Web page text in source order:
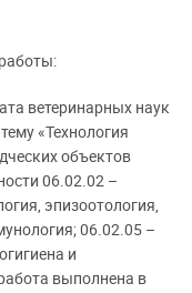
ветеринарных наук
«Технология
объектов
06.02.02 –
эпизоотология,
06.02.05 –
и
выполнена в